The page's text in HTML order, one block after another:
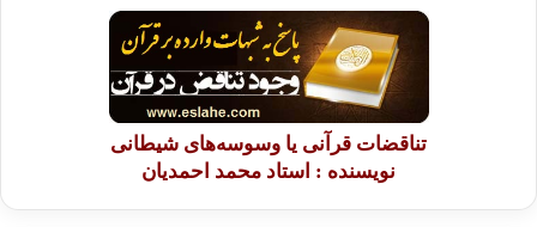
تناقضات قرآنی یا وسوسه‌های شیطانی
نویسنده : استاد محمد احمدیان